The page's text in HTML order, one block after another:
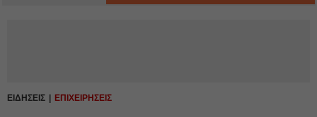
ΕΙΔΗΣΕΙΣ ΕΠΙΧΕΙΡΗΣΕΙΣ